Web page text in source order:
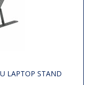
LAPTOP STAND